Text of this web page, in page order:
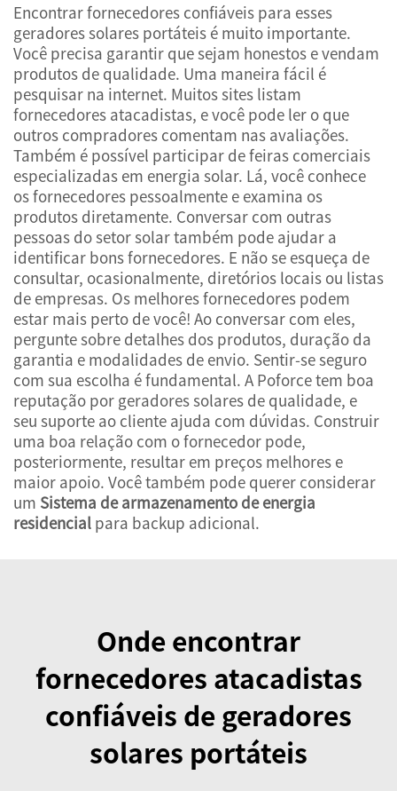
Encontrar fornecedores confiáveis para esses
geradores solares portáteis é muito importante.
Você precisa garantir que sejam honestos e vendam
produtos de qualidade. Uma maneira fácil é
pesquisar na internet. Muitos sites listam
fornecedores atacadistas, e você pode ler o que
outros compradores comentam nas avaliações.
Também é possível participar de feiras comerciais
especializadas em energia solar. Lá, você conhece
os fornecedores pessoalmente e examina os
produtos diretamente. Conversar com outras
pessoas do setor solar também pode ajudar a
identificar bons fornecedores. E não se esqueça de
consultar, ocasionalmente, diretórios locais ou listas
de empresas. Os melhores fornecedores podem
estar mais perto de você! Ao conversar com eles,
pergunte sobre detalhes dos produtos, duração da
garantia e modalidades de envio. Sentir-se seguro
com sua escolha é fundamental. A Poforce tem boa
reputação por geradores solares de qualidade, e
seu suporte ao cliente ajuda com dúvidas. Construir
uma boa relação com o fornecedor pode,
posteriormente, resultar em preços melhores e
maior apoio. Você também pode querer considerar
um Sistema de armazenamento de energia
residencial para backup adicional.
Onde encontrar
fornecedores atacadistas
confiáveis de geradores
solares portáteis